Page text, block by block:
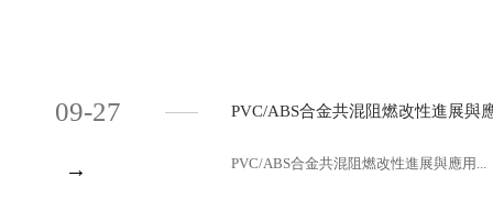
09-27
→
PVC/ABS合金共混阻燃改性進展與
PVC/ABS合金共混阻燃改性進展與應用...